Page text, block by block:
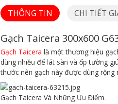
THÔNG TIN CHI TIẾT
Gạch Taicera 300x600
Gạch Taicera là một thương hiệu
dùng nhiều để lát sàn và ốp tường
thước nên gạch này được dùng
Gạch Taicera Và Những Ưu Điểm.